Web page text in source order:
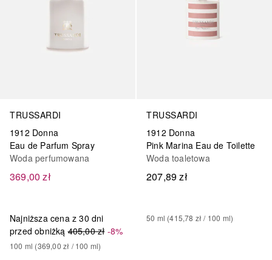
TRUSSARDI
1912 Donna
Eau de Parfum Spray
Woda perfumowana
369,00 zł
Najniższa cena z 30 dni
przed obniżką 405,00 zł-8%
100 ml (369,00 zł / 100 ml)
TRUSSARDI
1912 Donna
Pink Marina Eau de Toilette
Woda toaletowa
207,89 zł
50 ml (415,78 zł / 100 ml)